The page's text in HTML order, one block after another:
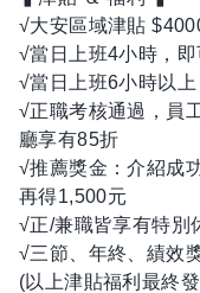
√大安區域津貼
√當日上班4小時，
√當日上班6小時以
√正職考核通過，員
廳享有85折
√推薦獎金：介紹成
再得1,500元
√正/兼職皆享有特別
√三節、年終、績效
(以上津貼福利最終